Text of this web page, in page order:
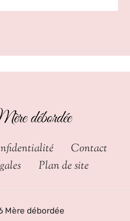
Contact
Plan de site
Mère débordée